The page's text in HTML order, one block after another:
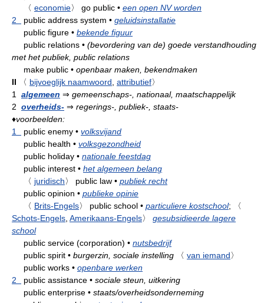
〈 economie〉 go public • een open NV worden
2
public address system • geluidsinstallatie
public figure • bekende figuur
public relations • (bevordering van de) goede verstandhouding
met het publiek, public relations
make public • openbaar maken, bekendmaken
II
〈 bijvoeglijk naamwoord attributief〉
1
algemeen ⇒ gemeenschaps-, nationaal, maatschappelijk
2 overheids- ⇒ regerings-, publiek-, staats-
♦voorbeelden:
1
public enemy • volksvijand
public health • volksgezondheid
public holiday • nationale feestdag
public interest • het algemeen belang
〈 juridisch〉 public law • publiek recht
public opinion • publieke opinie
〈 Brits-Engels〉 public school • particuliere kostschool;
〈
Schots-Engels Amerikaans-Engels〉
gesubsidieerde lagere
school
public service (corporation) • nutsbedrijf
public spirit • burgerzin, sociale instelling 〈 van iemand〉
public works • openbare werken
2
public assistance • sociale steun, uitkering
public enterprise • staats/overheidsonderneming